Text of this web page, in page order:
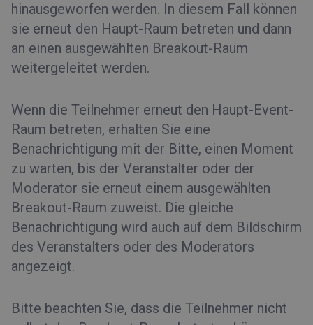
hinausgeworfen werden. In diesem Fall können
sie erneut den Haupt-Raum betreten und dann
an einen ausgewählten Breakout-Raum
weitergeleitet werden.
Wenn die Teilnehmer erneut den Haupt-Event-
Raum betreten, erhalten Sie eine
Benachrichtigung mit der Bitte, einen Moment
zu warten, bis der Veranstalter oder der
Moderator sie erneut einem ausgewählten
Breakout-Raum zuweist. Die gleiche
Benachrichtigung wird auch auf dem Bildschirm
des Veranstalters oder des Moderators
angezeigt.
Bitte beachten Sie, dass die Teilnehmer nicht